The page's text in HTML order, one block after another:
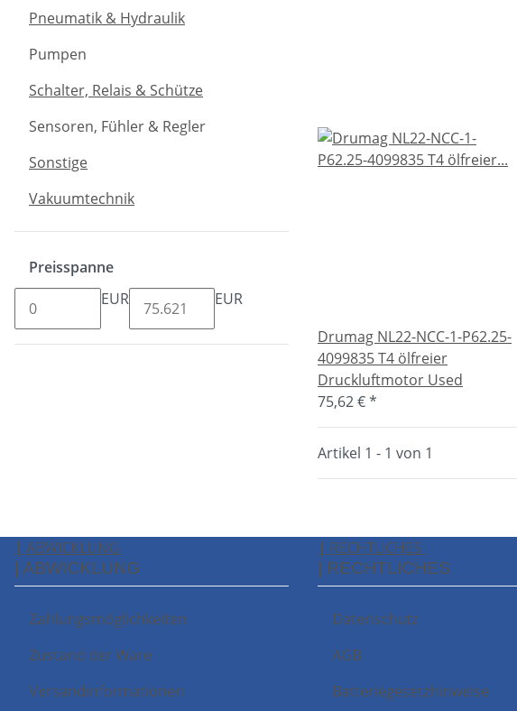
Drumag NL22-NCC-1-P62.25-
4099835 T4 ölfreier
Druckluftmotor Used
75,62 €*
Artikel 1 - 1 von 1
Pneumatik & Hydraulik
Pumpen
Schalter, Relais & Schütze
Sensoren, Fühler & Regler
Sonstige
Vakuumtechnik
Preisspanne
EUR
EUR
| ABWICKLUNG
| ABWICKLUNG
Zahlungsmöglichkeiten
Zustand der Ware
Versandinformationen
| RECHTLICHES
| RECHTLICHES
Datenschutz
AGB
Batteriegesetzhinweise